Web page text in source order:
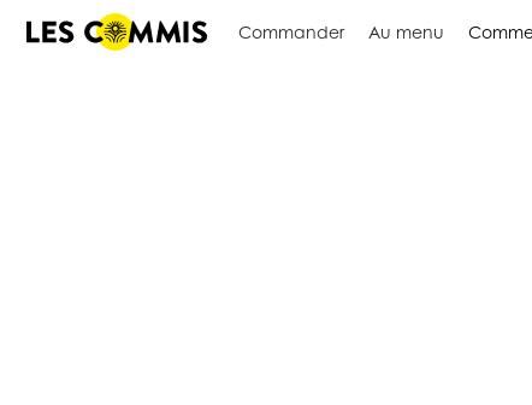
Commander Au menu